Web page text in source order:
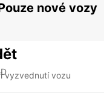
nové vozy
vyzvednutí vozu